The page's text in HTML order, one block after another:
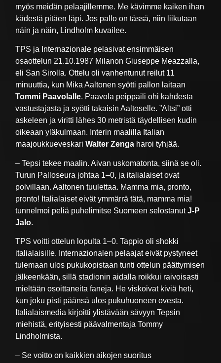
myös meidän pelaajillemme. Me kävimme kaiken ihan
kädestä pitäen läpi. Jos pallo on tässä, niin liikutaan
näin ja näin, Lindholm kuvailee.
TPS ja Internazionale pelasivat ensimmäisen
osaottelun 21.10.1987 Milanon Giuseppe Meazzalla,
eli San Sirolla. Ottelu oli vanhentunut reilut 11
minuuttia, kun Mika Aaltonen syötti pallon laitaan
Tommi Paavolalle. Paavola peippaili ohi kahdesta
vastustajasta ja syötti takaisin Aaltoselle. ”Altsi” otti
askeleen ja viritti lähes 30 metristä täydellisen kudin
oikeaan yläkulmaan. Interin maalilla Italian
maajoukkueveskariWalter Zenga haroi tyhjää.
– Tepsi tekee maalin. Aivan uskomatonta, siinä se oli.
Turun Palloseura johtaa 1–0, ja italialaiset ovat
polvillaan. Aaltonen tuulettaa. Mamma mia, pronto,
pronto! Italialaiset eivät ymmärrä tätä, mamma mia!
tunnelmoi peliä puhelimitse Suomeen selostanutJ-P
Jalo.
TPS voitti ottelun lopulta 1–0. Tappio oli shokki
italialaisille. Internazionalen pelaajat eivät pystyneet
tulemaan ulos pukukopistaan tunti ottelun päättymisen
jälkeenkään, sillä stadionin aidalla roikkui raivoisasti
mieltään osoittaneita faneja. He viskoivat kiviä heti,
kun joku pisti päänsä ulos pukuhuoneen ovesta.
Italialaismedia kirjoitti ylistävään sävyyn Tepsin
miehistä, erityisesti päävalmentaja Tommy
Lindholmista.
– Se voitto on kaikkien aikojen suoritus